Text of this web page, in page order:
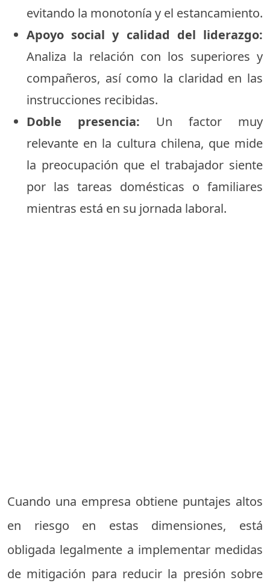
evitando la monotonía y el estancamiento.
Apoyo social y calidad del liderazgo:
Analiza la relación con los superiores y
compañeros, así como la claridad en las
instrucciones recibidas.
Doble presencia: Un factor muy
relevante en la cultura chilena, que mide
la preocupación que el trabajador siente
por las tareas domésticas o familiares
mientras está en su jornada laboral.
Cuando una empresa obtiene puntajes altos
en riesgo en estas dimensiones, está
obligada legalmente a implementar medidas
de mitigación para reducir la presión sobre